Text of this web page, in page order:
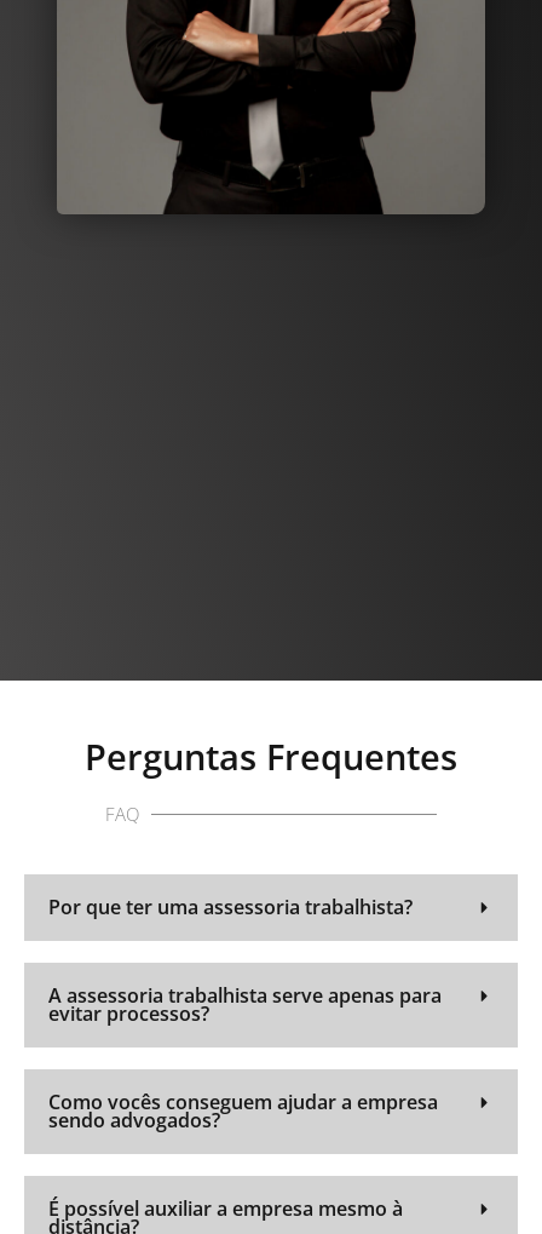
Perguntas Frequentes
FAQ
Por que ter uma assessoria trabalhista?
A assessoria trabalhista serve apenas para
evitar processos?
Como vocês conseguem ajudar a empresa
sendo advogados?
É possível auxiliar a empresa mesmo à
distância?